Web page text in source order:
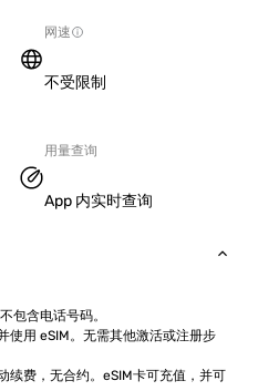
网速
不受限制
用量查询
App 内实时查询
包含电话号码。
使用 eSIM。无需其他激活或注册步
续费，无合约。eSIM卡可充值，并可